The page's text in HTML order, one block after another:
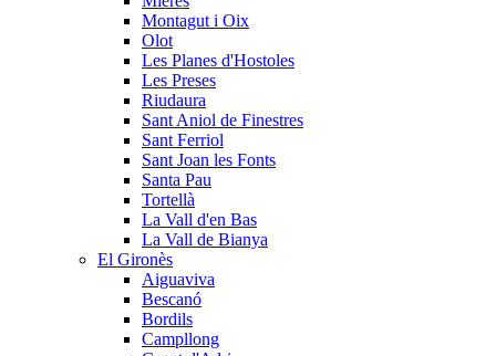
Montagut i Oix
Olot
Les Planes d'Hostoles
Les Preses
Riudaura
Sant Aniol de Finestres
Sant Ferriol
Sant Joan les Fonts
Santa Pau
Tortellà
La Vall d'en Bas
La Vall de Bianya
El Gironès
Aiguaviva
Bescanó
Bordils
Campllong